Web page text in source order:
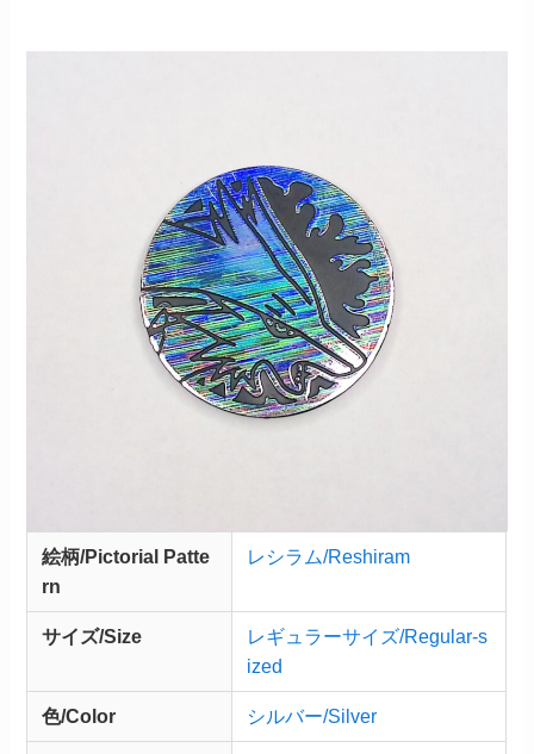
絵柄/Pictorial Patte
rn
レシラム/Reshiram
サイズ/Size
レギュラーサイズ/Regular-s
ized
色/Color シルバー/Silver